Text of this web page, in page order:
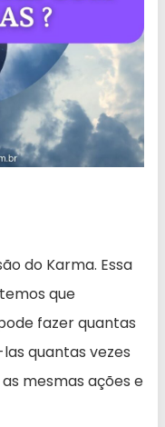
do Karma. Essa
que
fazer quantas
quantas vezes
mesmas ações e